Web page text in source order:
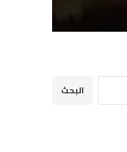
البحث